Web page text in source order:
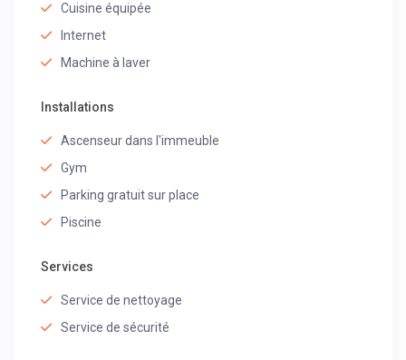
Cuisine équipée
Internet
Machine à laver
Installations
Ascenseur dans l'immeuble
Gym
Parking gratuit sur place
Piscine
Services
Service de nettoyage
Service de sécurité